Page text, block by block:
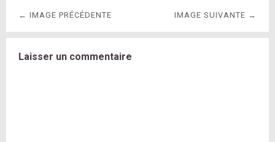
← IMAGE PRÉCÉDENTE IMAGE SUIVANTE →
Laisser un commentaire